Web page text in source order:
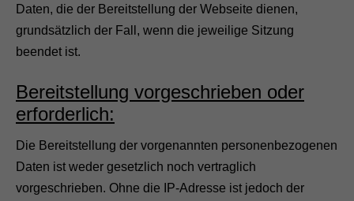
Daten, die der Bereitstellung der Webseite dienen,
grundsätzlich der Fall, wenn die jeweilige Sitzung
beendet ist.
Bereitstellung vorgeschrieben oder
erforderlich:
Die Bereitstellung der vorgenannten personenbezogenen
Daten ist weder gesetzlich noch vertraglich
vorgeschrieben. Ohne die IP-Adresse ist jedoch der